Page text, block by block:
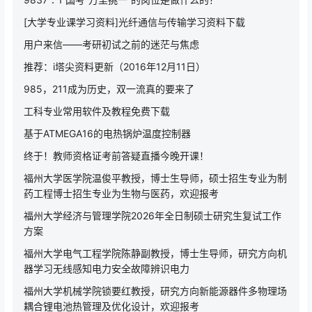
[大学专业课学习资料]光纤通信与传输学习资料下载
用户来信——考研初试之前的迷茫与焦虑
推荐：i塔尖资料更新（2016年12月11日）
985，211成为历史，双一流真的要来了
工科专业常用软件及教程免费下载
基于ATMEGA16的电热锅炉温度控制器
终于！教师资格证考前答疑直播今晚开课！
福州大学医学院温俊平教授，博士生导师，硕士招生专业为制
药工程博士招生专业为生物与医药，欢迎报考
福州大学经济与管理学院2026年全日制硕士研究生复试工作
方案
福州大学电气工程学院陈静副教授，博士生导师，研究方向机
器学习无线感知电力安全故障辨识电力
福州大学机械学院锁要红教授，研究方向新能源器件多物理场
耦合锂电池热管理及优化设计，欢迎报考